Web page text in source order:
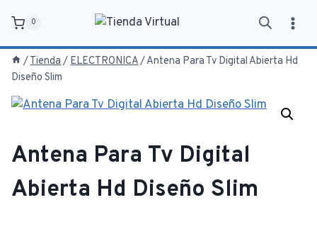
contenido
0
/Tienda / ELECTRONICA/Antena Para Tv Digital Abierta Hd
Diseño Slim
Antena Para Tv Digital
Abierta Hd Diseño Slim